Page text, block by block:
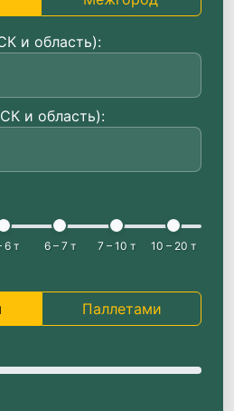
и область):
и область):
6 т 6 – 7 т 7 – 10 т 10 – 20 т
Паллетами